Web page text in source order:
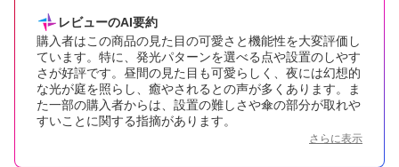
レビューのAI要約
購入者はこの商品の見た目の可愛さと機能性を大変評価し
ています。特に、発光パターンを選べる点や設置のしやす
さが好評です。昼間の見た目も可愛らしく、夜には幻想的
な光が庭を照らし、癒やされるとの声が多くあります。ま
た一部の購入者からは、設置の難しさや傘の部分が取れや
すいことに関する指摘があります。
さらに表示